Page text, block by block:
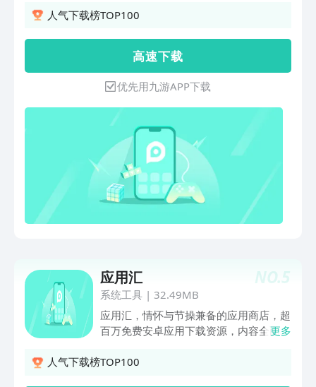
想即所得，做最懂你的手机助手。3.铃声
声，个性十足。4.装机必备新手机装应用
太麻烦？PP助手为你一键搞定，主流应
用一个不落。
人气下载榜TOP100
高 速 下 载
优先用九游APP下载
NO.5
应用汇
系统工具| 32.49MB
应用汇，情怀与节操兼备的应用商店，超
百万免费安卓应用下载资源，内容全面的
面、及时的应用资源，独立、小众应用全
更多
人气下载榜TOP100